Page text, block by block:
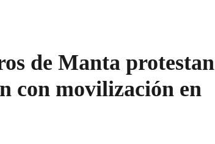
de Manta protestan
con movilización en